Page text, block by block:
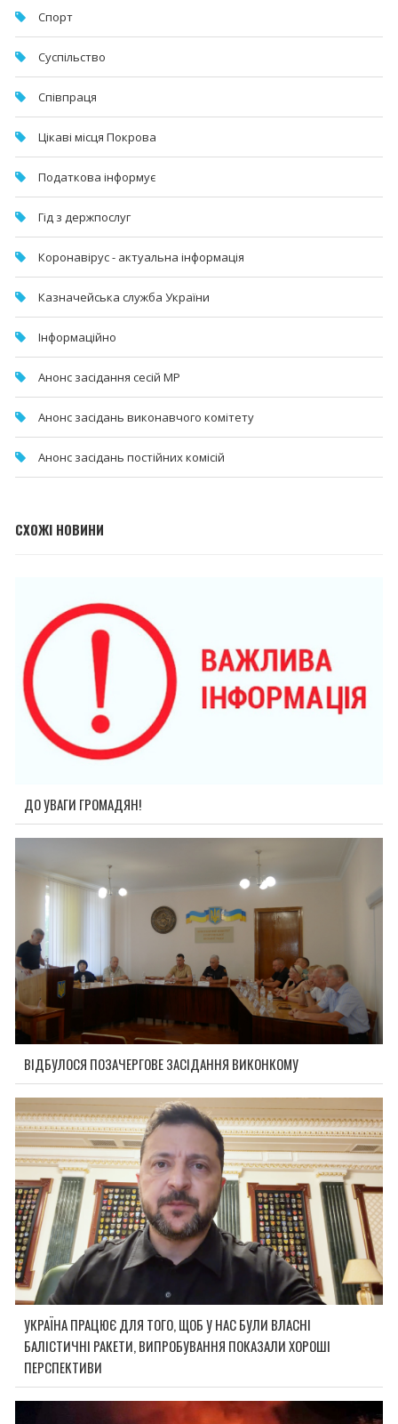
Спорт
Суспільство
Співпраця
Цікаві місця Покрова
Податкова інформує
Гід з держпослуг
Коронавірус - актуальна інформація
Казначейська служба України
Інформаційно
Анонс засідання сесій МР
Анонс засідань виконавчого комітету
Анонс засідань постійних комісій
СХОЖІ НОВИНИ
ДО УВАГИ ГРОМАДЯН!
ВІДБУЛОСЯ ПОЗАЧЕРГОВЕ ЗАСІДАННЯ ВИКОНКОМУ
УКРАЇНА ПРАЦЮЄ ДЛЯ ТОГО, ЩОБ У НАС БУЛИ ВЛАСНІ
БАЛІСТИЧНІ РАКЕТИ, ВИПРОБУВАННЯ ПОКАЗАЛИ ХОРОШІ
ПЕРСПЕКТИВИ